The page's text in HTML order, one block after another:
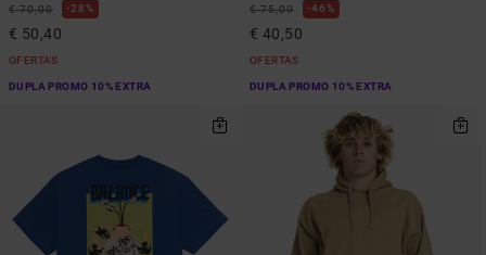
€ 70,00 28%
€ 50,40
OFERTAS
DUPLA PROMO 10% EXTRA
€ 75,00 46%
€ 40,50
OFERTAS
DUPLA PROMO 10% EXTRA